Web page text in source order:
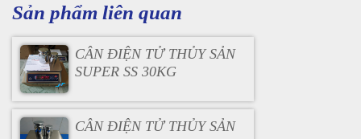
Sản phẩm liên quan
CÂN ĐIỆN TỬ THỦY SẢN
SUPER SS 30KG
CÂN ĐIỆN TỬ THỦY SẢN